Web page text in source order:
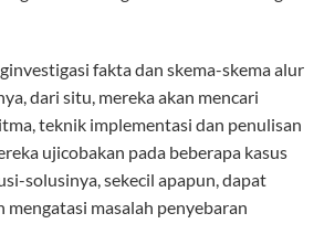
fakta dan skema-skema alur
dari situ, mereka akan mencari
teknik implementasi dan penulisan
ujicobakan pada beberapa kasus
solusinya, sekecil apapun, dapat
masalah penyebaran